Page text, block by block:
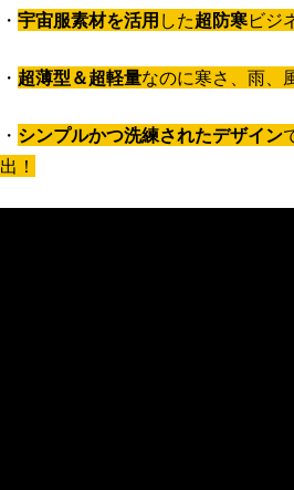
・ 宇宙服素材を活用 した超防寒ビジ
・ 超薄型＆超軽量なのに寒さ、雨、
・ シンプルかつ洗練されたデザイン
出！